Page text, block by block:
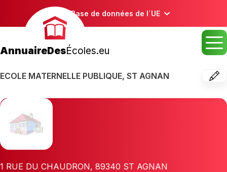
Base de données de l´UE
AnnuaireDesÉcoles.eu
ECOLE MATERNELLE PUBLIQUE, ST AGNAN
1 RUE DU CHAUDRON, 89340 ST AGNAN